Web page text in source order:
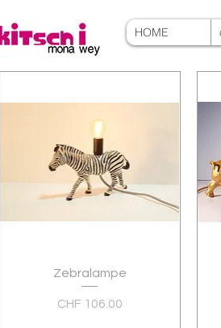
HOME
Schnellansicht
Zebralampe
Preis
CHF 106.00